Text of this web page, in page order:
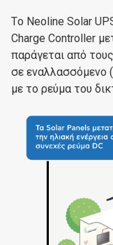
Τo Neoline Solar
Charge Controller
παράγεται από
σε εναλλασσόμενο
με το ρεύμα του